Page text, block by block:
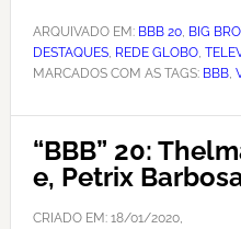
ARQUIVADO EM: BBB 20, BIG
DESTAQUES, REDE GLOBO,
MARCADOS COM AS TAGS: BBB,
“BBB” 20:
e, Petrix
CRIADO EM: 18/01/2020,